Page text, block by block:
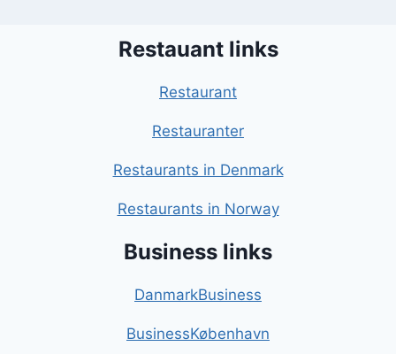
Restauant links
Restaurant
Restauranter
Restaurants in Denmark
Restaurants in Norway
Business links
DanmarkBusiness
BusinessKøbenhavn